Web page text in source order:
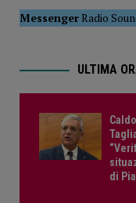
MessengerRadio
ULTIMA
di